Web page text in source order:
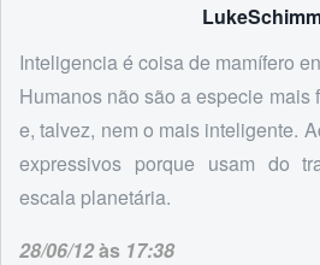
Inteligencia é coisa de mamífero
Humanos não são a especie mais
e, talvez, nem o mais inteligente.
expressivos porque usam do
escala planetária.
28/06/12às 17:38